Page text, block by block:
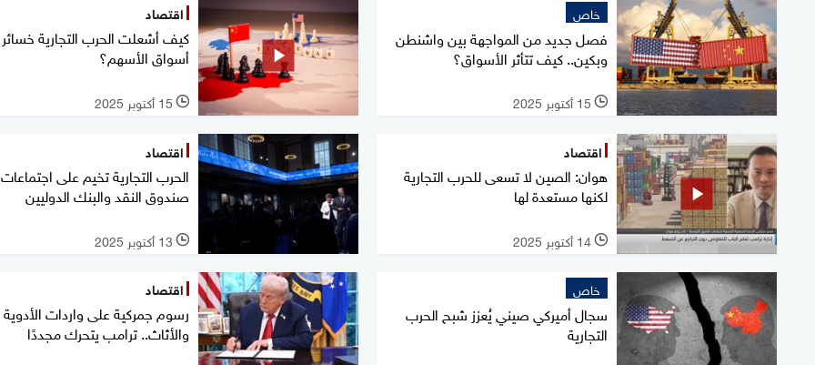
خاص
فصل جديد من المواجهة بين واشنطن
وبكين.. كيف تتأثر الأسواق؟
l 15 أكتوبر 2025
اقتصاد
كيف أشعلت الحرب التجارية خسائر
أسواق الأسهم؟
l 15 أكتوبر 2025
اقتصاد
هوان: الصين لا تسعى للحرب التجارية
لكنها مستعدة لها
l 14 أكتوبر 2025
اقتصاد
الحرب التجارية تخيم على اجتماعات
صندوق النقد والبنك الدوليين
l 13 أكتوبر 2025
خاص
سجال أميركي صيني يُعزز شبح الحرب
التجارية
اقتصاد
رسوم جمركية على واردات الأدوية
والأثاث.. ترامب يتحرك مجددًا